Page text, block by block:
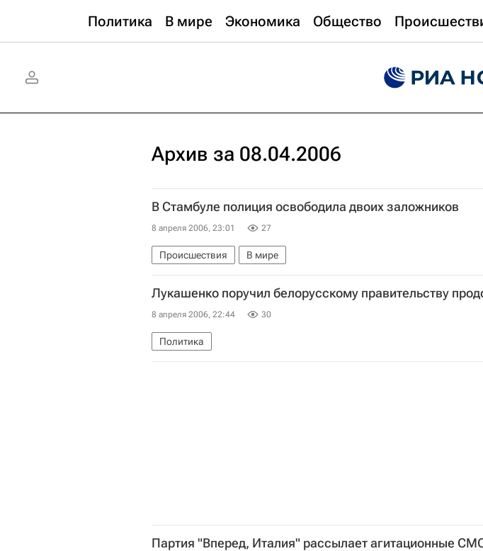
Политика В мире Экономика Общество
Архив за 08.04.2006
В Стамбуле полиция освободила двоих заложников
8 апреля 2006, 23:01 27
Происшествия В мире
Лукашенко поручил белорусскому правительству
8 апреля 2006, 22:44 30
Политика
Партия "Вперед, Италия" рассылает агитационные